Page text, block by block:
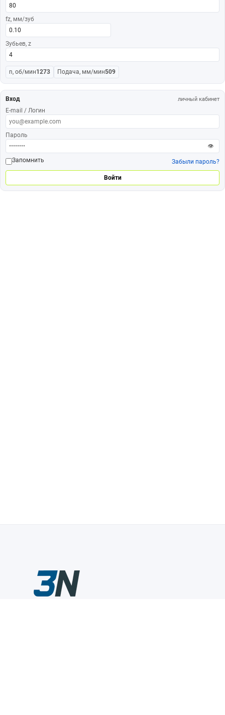
fz, мм/зуб
Зубьев, z
n, об/мин1273 Подача, мм/мин509
Вход личный кабинет
E-mail / Логин
Пароль
👁
Запомнить
Забыли пароль?
Войти